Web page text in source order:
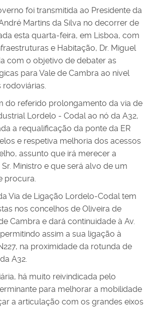
foi transmitida ao Presidente da
Martins da Silva no decorrer de
esta quarta-feira, em Lisboa, com
e Habitação, Dr. Miguel
com o objetivo de debater as
para Vale de Cambra ao nível
rodoviárias.
do referido prolongamento da via de
Lordelo - Codal ao nó da A32,
a requalificação da ponte da ER
e respetiva melhoria dos acessos
assunto que irá merecer a
Ministro e que será alvo de um
procura.
Via de Ligação Lordelo-Codal tem
nos concelhos de Oliveira de
Cambra e dará continuidade à Av.
assim a sua ligação à
na proximidade da rotunda de
A32.
há muito reivindicada pelo
para melhorar a mobilidade
a articulação com os grandes eixos